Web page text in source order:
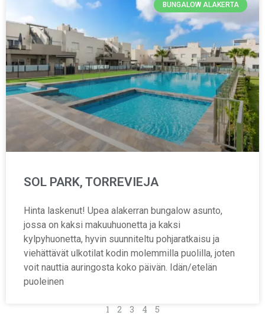
BUNGALOW ALAKERTA
SOL PARK, TORREVIEJA
Hinta laskenut! Upea alakerran bungalow asunto,
jossa on kaksi makuuhuonetta ja kaksi
kylpyhuonetta, hyvin suunniteltu pohjaratkaisu ja
viehättävät ulkotilat kodin molemmilla puolilla, joten
voit nauttia auringosta koko päivän. Idän/etelän
puoleinen
1 2 3 4 5